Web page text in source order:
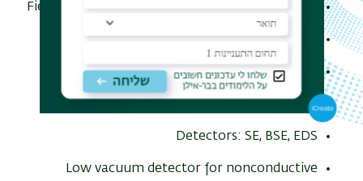
Field Emission Gun (FEG, Schottky field emitter)
High/Low vacuum
Large specimen stage
Extended vacuum mode (wet-ESEM)
Detectors: SE, BSE, EDS
Low vacuum detector for nonconductive